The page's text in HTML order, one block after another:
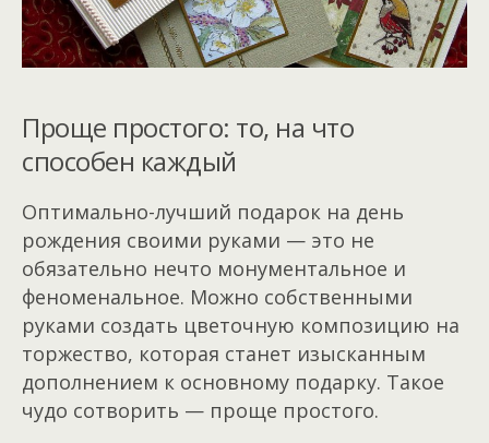
Проще простого: то, на что
способен каждый
Оптимально-лучший подарок на день
рождения своими руками — это не
обязательно нечто монументальное и
феноменальное. Можно собственными
руками создать цветочную композицию на
торжество, которая станет изысканным
дополнением к основному подарку. Такое
чудо сотворить — проще простого.